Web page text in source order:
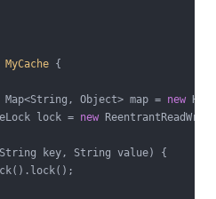
MyCache {
Map<String, Object> map = new
lock = new
key, String value)
{